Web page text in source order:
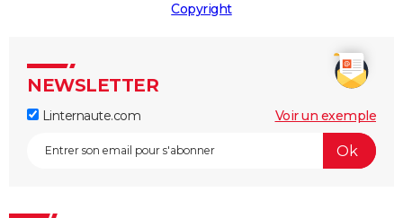
Copyright
NEWSLETTER
Linternaute.com Voir un exemple